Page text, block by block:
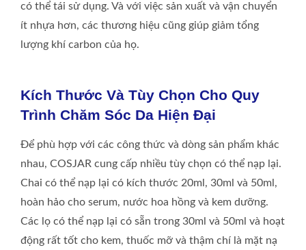
có thể tái sử dụng. Và với việc sản xuất và vận chuyển
ít nhựa hơn, các thương hiệu cũng giúp giảm tổng
lượng khí carbon của họ.
Kích Thước Và Tùy Chọn Cho Quy
Trình Chăm Sóc Da Hiện Đại
Để phù hợp với các công thức và dòng sản phẩm khác
nhau, COSJAR cung cấp nhiều tùy chọn có thể nạp lại.
Chai có thể nạp lại có kích thước 20ml, 30ml và 50ml,
hoàn hảo cho serum, nước hoa hồng và kem dưỡng.
Các lọ có thể nạp lại có sẵn trong 30ml và 50ml và hoạt
động rất tốt cho kem, thuốc mỡ và thậm chí là mặt nạ